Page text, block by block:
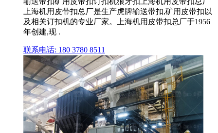
上海机用皮带扣总厂是生产虎牌输送带扣,矿用皮带扣以
及相关订扣机的专业厂家。上海机用皮带扣总厂于1956
年创建,现 .
联系电话: 180 3780 8511